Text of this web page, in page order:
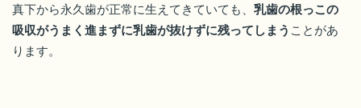
真下から永久歯が正常に生えてきていても、 乳歯の根っこの
吸収がうまく進まずに乳歯が抜けずに残ってしまう ことがあ
ります。